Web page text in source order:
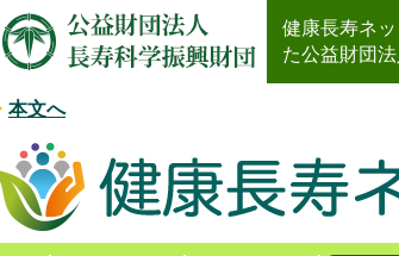
本文へ
健康長寿ネ
た公益財団